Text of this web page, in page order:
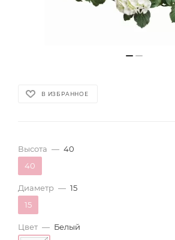
В ИЗБРАННОЕ
Высота — 40
40
Диаметр — 15
15
Цвет — Белый